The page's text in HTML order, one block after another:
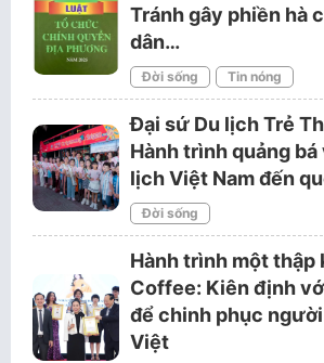
Tránh gây phiền hà
dân…
Đời sống Tin nóng
Đại sứ Du lịch Trẻ
Hành trình quảng bá
lịch Việt Nam đến
Đời sống
Hành trình một thập
Coffee: Kiên định
để chinh phục
Việt